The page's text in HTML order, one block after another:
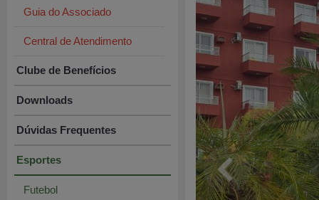
Guia do Associado
Central de Atendimento
Clube de Benefícios
Downloads
Dúvidas Frequentes
Esportes
Futebol